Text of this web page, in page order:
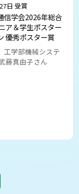
日 受賞
信学会2026年総合
ア＆学生ポスター
優秀ポスター賞
工学部機械システ
藤真由子さん